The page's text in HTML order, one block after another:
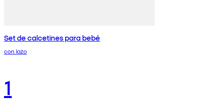
Set de calcetines para bebé
con lazo
1